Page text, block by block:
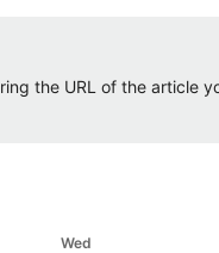
the URL of the article
Wed